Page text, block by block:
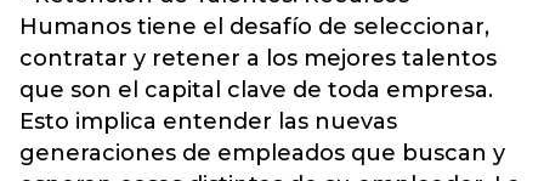
Humanos tiene el desafío de seleccionar,
contratar y retener a los mejores talentos
que son el capital clave de toda empresa.
Esto implica entender las nuevas
generaciones de empleados que buscan y